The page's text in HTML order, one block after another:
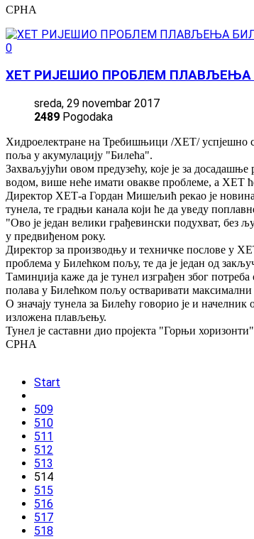
СРНА
0
ХЕТ РИЈЕШИО ПРОБЛЕМ
sreda, 29 novembar 2017
2489 Pogodaka
Хидроелектране на Требишњици /ХЕТ/ успјешно
поља у акумулацију "Билећа".
Захваљујући овом предузећу, које је за
водом, више неће имати овакве проблеме, а ХЕТ
Директор ХЕТ-а Гордан Мишељић рекао је
тунела, те градњи канала који ће да уведу
"Ово је један велики грађевински подухват, без
у предвиђеном року.
Директор за производњу и техничке послове у
проблема у Билећком пољу, те да је један од
Таминџија каже да је тунел изграђен због
полава у Билећком пољу остваривати максимални
О значају тунела за Билећу говорио је и
изложена плављењу.
Тунел је саставни дио пројекта "Горњи
СРНА
Start
509
510
511
512
513
514
515
516
517
518